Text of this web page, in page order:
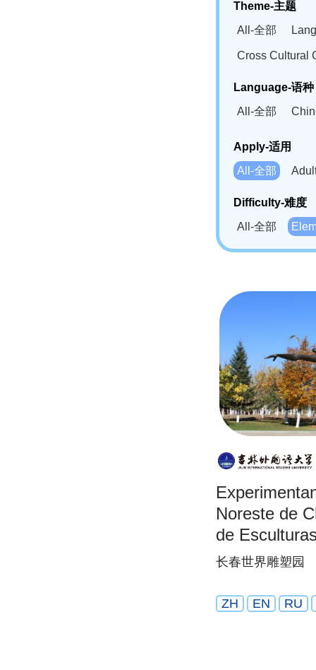
Theme-主题
All-全部
Cross Cultural
Language-语种
All-全部
Bahasa
Swahili(SW)-
Apply-适用
All-全部
Difficulty-难度
All-全部
Noreste de
de
长春世界雕塑园
ZH EN RU